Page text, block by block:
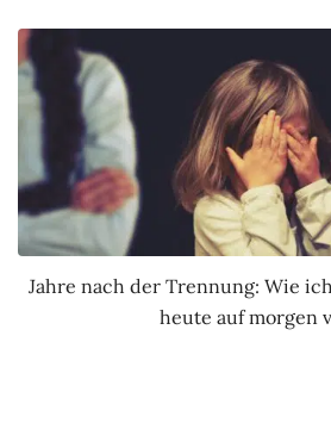
Jahre nach der Trennung: Wie
heute auf morgen